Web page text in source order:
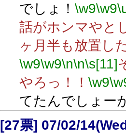
でしょ！ \w9\w9
話がホンマやと
ヶ月半も放置し
\w9\w9\n\n\s[11]
やろっ！！ \w9
てたんでしょー
[27票] 07/02/